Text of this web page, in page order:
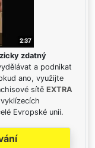
zdatný
a podnikat
ano, využijte
sítě EXTRA
Evropské unii.